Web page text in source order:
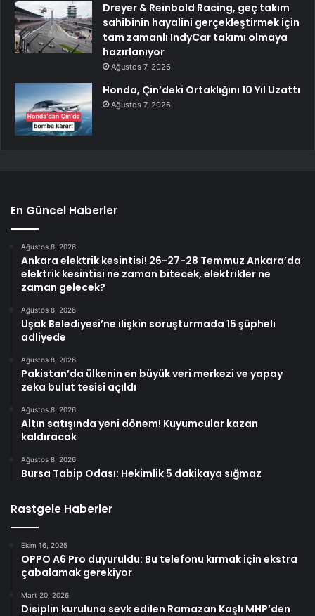
Dreyer & Reinbold Racing, geç takım
sahibinin hayalini gerçekleştirmek için
tam zamanlı IndyCar takımı olmaya
hazırlanıyor
Ağustos 7, 2026
Honda, Çin’deki Ortaklığını 10 Yıl Uzattı
Ağustos 7, 2026
En Güncel Haberler
Ağustos 8, 2026
Ankara elektrik kesintisi! 26-27-28 Temmuz Ankara’da
elektrik kesintisi ne zaman bitecek, elektrikler ne
zaman gelecek?
Ağustos 8, 2026
Uşak Belediyesi’ne ilişkin soruşturmada 15 şüpheli
adliyede
Ağustos 8, 2026
Pakistan’da ülkenin en büyük veri merkezi ve yapay
zeka bulut tesisi açıldı
Ağustos 8, 2026
Altın satışında yeni dönem! Kuyumcular kazan
kaldıracak
Ağustos 8, 2026
Bursa Tabip Odası: Hekimlik 5 dakikaya sığmaz
Rastgele Haberler
Ekim 16, 2025
OPPO A6 Pro duyuruldu: Bu telefonu kırmak için ekstra
çabalamak gerekiyor
Mart 20, 2026
Disiplin kuruluna sevk edilen Ramazan Kaşlı MHP’den